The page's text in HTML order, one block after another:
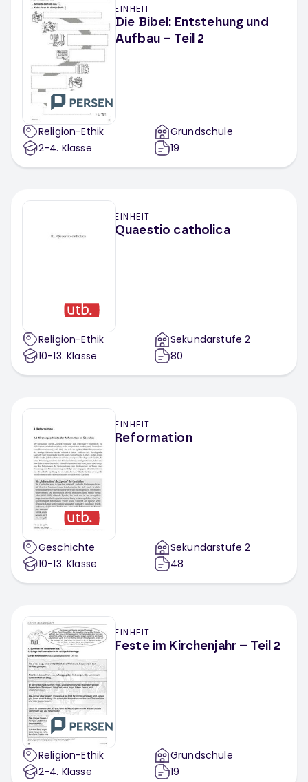
EINHEIT
Die Bibel: Entstehung und
Aufbau – Teil 2
Religion-Ethik
2-4. Klasse
Grundschule
19
EINHEIT
Quaestio catholica
Religion-Ethik
10-13. Klasse
Sekundarstufe 2
80
EINHEIT
Reformation
Geschichte
10-13. Klasse
Sekundarstufe 2
48
EINHEIT
Feste im Kirchenjahr – Teil 2
Religion-Ethik
2-4. Klasse
Grundschule
19